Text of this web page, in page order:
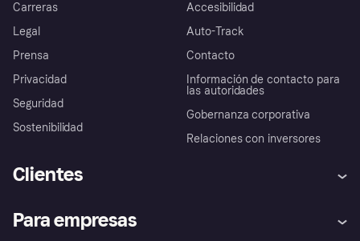
Carreras
Legal
Prensa
Privacidad
Seguridad
Sostenibilidad
Accesibilidad
Auto-Track
Contacto
Información de contacto para
las autoridades
Gobernanza corporativa
Relaciones con inversores
Clientes
Inicio de sesión
Para empresas